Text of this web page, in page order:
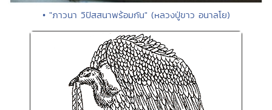
• "ภาวนา วิปัสสนาพร้อมกัน" (หลวงปู่ขาว อนาลโย)